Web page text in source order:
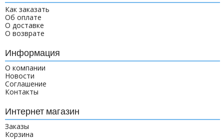
Как заказать
Об оплате
О доставке
О возврате
Информация
О компании
Новости
Соглашение
Контакты
Интернет магазин
Заказы
Корзина